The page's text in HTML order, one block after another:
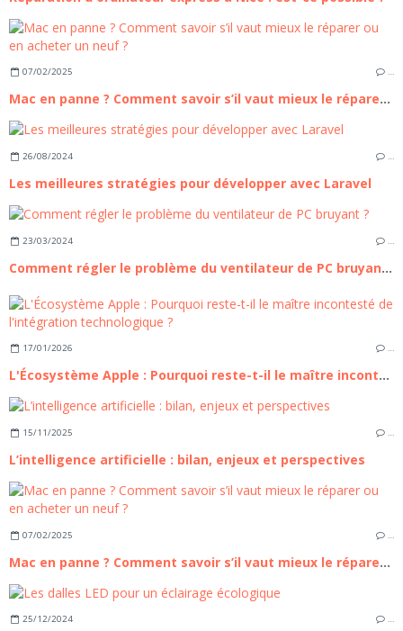
07/02/2025 …
Mac en panne ? Comment savoir s’il vaut mieux le réparer ou en acheter un neuf ?
26/08/2024 …
Les meilleures stratégies pour développer avec Laravel
23/03/2024 …
Comment régler le problème du ventilateur de PC bruyant ?
17/01/2026 …
L'Écosystème Apple : Pourquoi reste-t-il le maître incontesté de l'intégration technologique ?
15/11/2025 …
L’intelligence artificielle : bilan, enjeux et perspectives
07/02/2025
Mac en panne ? Comment savoir s’il vaut mieux le réparer ou en acheter un neuf ?
25/12/2024 …